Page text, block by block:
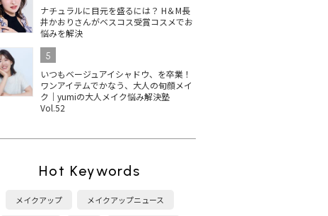
ナチュラルに目元を盛るには？ H＆M長
井かおりさんがベスコス受賞コスメでお
悩みを解決
5
いつもベージュアイシャドウ、を卒業！
ワンアイテムでかなう、大人の旬顔メイ
ク｜yumiの大人メイク悩み解決塾
Vol.52
Hot Keywords
メイクアップ メイクアップニュース